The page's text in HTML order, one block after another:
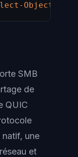
Object
SMB
de
QUIC
une
et